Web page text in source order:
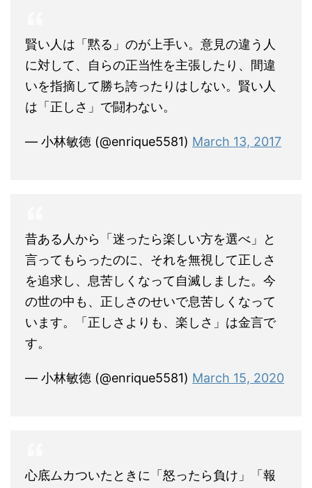
賢い人は「黙る」のが上手い。意見の違う人
に対して、自らの正当性を主張したり、間違
いを指摘して勝ち誇ったりはしない。賢い人
は「正しさ」で闘わない。
— 小林敏徳 (@enrique5581) March 13, 2017
昔ある人から「迷ったら楽しい方を選べ」と
言ってもらったのに、それを無視して正しさ
を追求し、息苦しくなって自滅しました。今
の世の中も、正しさのせいで息苦しくなって
います。「正しさよりも、楽しさ」は金言で
す。
— 小林敏徳 (@enrique5581) March 15, 2020
心底ムカついたときに「怒ったら負け」「報